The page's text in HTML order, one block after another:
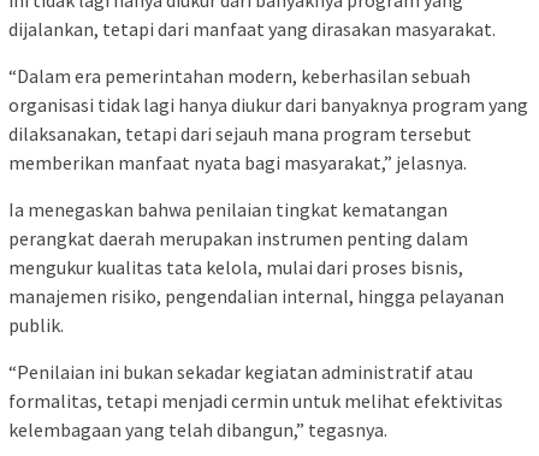
dijalankan, tetapi dari manfaat yang dirasakan masyarakat.
“Dalam era pemerintahan modern, keberhasilan sebuah
organisasi tidak lagi hanya diukur dari banyaknya program yang
dilaksanakan, tetapi dari sejauh mana program tersebut
memberikan manfaat nyata bagi masyarakat,” jelasnya.
Ia menegaskan bahwa penilaian tingkat kematangan
perangkat daerah merupakan instrumen penting dalam
mengukur kualitas tata kelola, mulai dari proses bisnis,
manajemen risiko, pengendalian internal, hingga pelayanan
publik.
“Penilaian ini bukan sekadar kegiatan administratif atau
formalitas, tetapi menjadi cermin untuk melihat efektivitas
kelembagaan yang telah dibangun,” tegasnya.